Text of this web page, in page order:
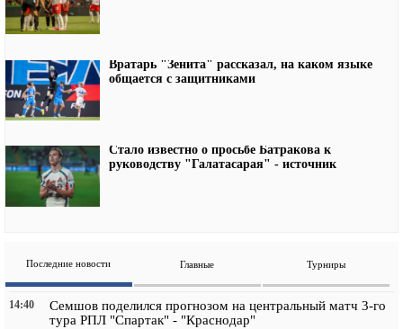
Вратарь "Зенита" рассказал, на каком языке
общается с защитниками
Стало известно о просьбе Батракова к
руководству "Галатасарая" - источник
Последние новости Главные Турниры
14:40
Семшов поделился прогнозом на центральный матч 3-го
тура РПЛ "Спартак" - "Краснодар"